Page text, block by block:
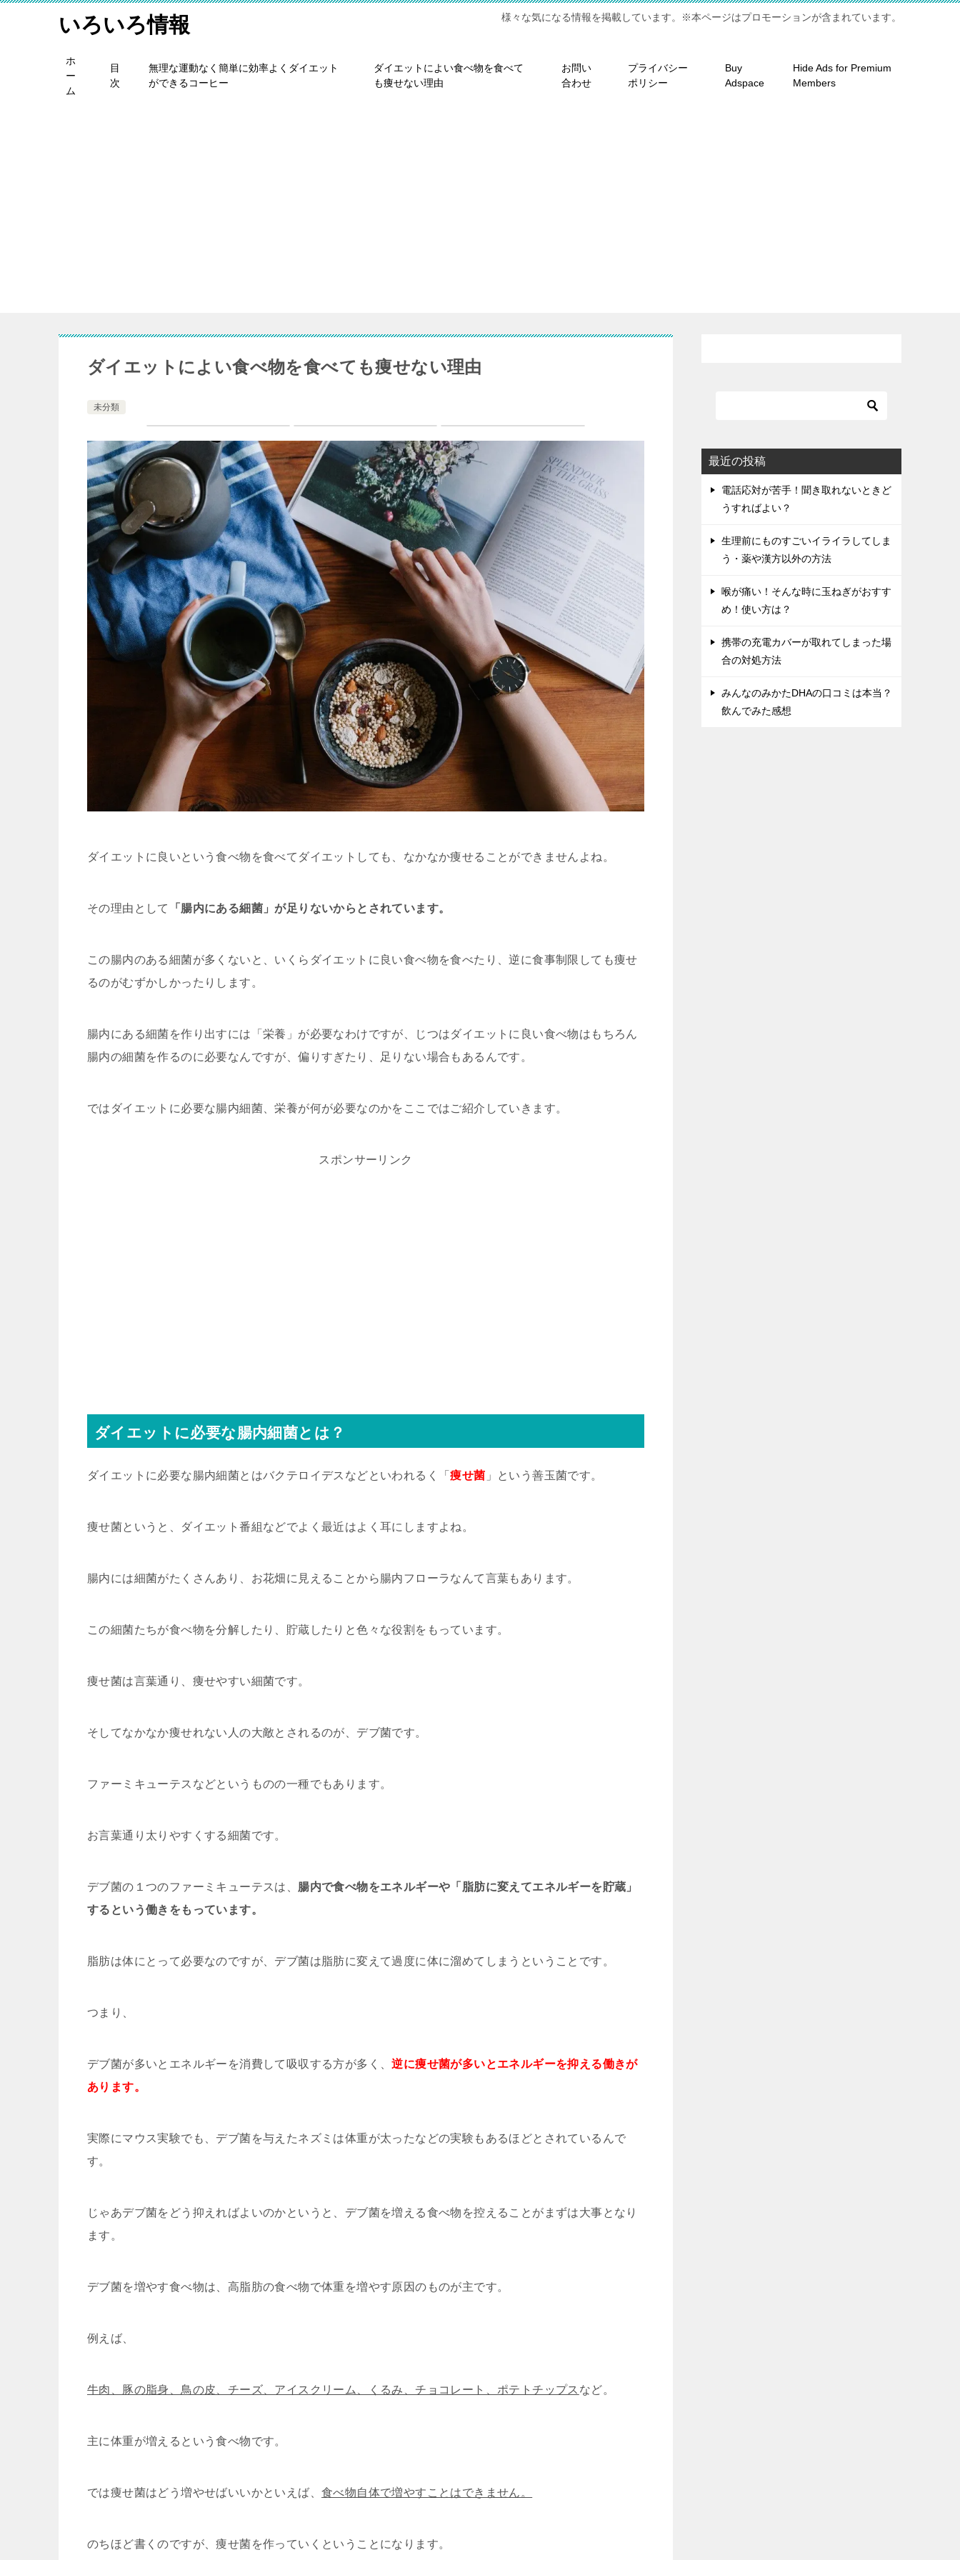
いろいろ情報 様々な気になる情報を掲載しています。※本ページはプロモーションが含まれています。
ホ
ー
ム
目
次
無理な運動なく簡単に効率よくダイエット
ができるコーヒー
ダイエットによい食べ物を食べて
も痩せない理由
お問い
合わせ
プライバシー
ポリシー
Buy
Adspace
Hide Ads for Premium
Members
ダイエットによい食べ物を食べても痩せない理由
未分類
ダイエットに良いという食べ物を食べてダイエットしても、なかなか痩せることができませんよね。
その理由として 「腸内にある細菌」が足りないからとされています。
この腸内のある細菌が多くないと、いくらダイエットに良い食べ物を食べたり、逆に食事制限しても痩せ
るのがむずかしかったりします。
腸内にある細菌を作り出すには「栄養」が必要なわけですが、じつはダイエットに良い食べ物はもちろん
腸内の細菌を作るのに必要なんですが、偏りすぎたり、足りない場合もあるんです。
ではダイエットに必要な腸内細菌、栄養が何が必要なのかをここではご紹介していきます。
スポンサーリンク
ダイエットに必要な腸内細菌とは？
ダイエットに必要な腸内細菌とはバクテロイデスなどといわれるく「痩せ菌 」という善玉菌です。
痩せ菌というと、ダイエット番組などでよく最近はよく耳にしますよね。
腸内には細菌がたくさんあり、お花畑に見えることから腸内フローラなんて言葉もあります。
この細菌たちが食べ物を分解したり、貯蔵したりと色々な役割をもっています。
痩せ菌は言葉通り、痩せやすい細菌です。
そしてなかなか痩せれない人の大敵とされるのが、デブ菌です。
ファーミキューテスなどというものの一種でもあります。
お言葉通り太りやすくする細菌です。
デブ菌の１つのファーミキューテスは、 腸内で食べ物をエネルギーや「脂肪に変えてエネルギーを貯蔵」
するという働きをもっています。
脂肪は体にとって必要なのですが、デブ菌は脂肪に変えて過度に体に溜めてしまうということです。
つまり、
デブ菌が多いとエネルギーを消費して吸収する方が多く、逆に痩せ菌が多いとエネルギーを抑える働きが
あります。
実際にマウス実験でも、デブ菌を与えたネズミは体重が太ったなどの実験もあるほどとされているんで
す。
じゃあデブ菌をどう抑えればよいのかというと、デブ菌を増える食べ物を控えることがまずは大事となり
ます。
デブ菌を増やす食べ物は、高脂肪の食べ物で体重を増やす原因のものが主です。
例えば、
牛肉、豚の脂身、鳥の皮、チーズ、アイスクリーム、くるみ、チョコレート、ポテトチップス など。
主に体重が増えるという食べ物です。
では痩せ菌はどう増やせばいいかといえば、 食べ物自体で増やすことはできません。
のちほど書くのですが、痩せ菌を作っていくということになります。
最近の投稿
電話応対が苦手！聞き取れないときど
うすればよい？
生理前にものすごいイライラしてしま
う・薬や漢方以外の方法
喉が痛い！そんな時に玉ねぎがおすす
め！使い方は？
携帯の充電カバーが取れてしまった場
合の対処方法
みんなのみかたDHAの口コミは本当？
飲んでみた感想